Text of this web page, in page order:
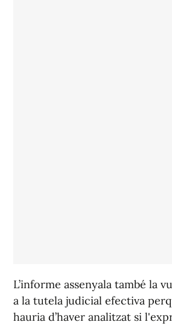
L’informe assenyala també la
a la tutela judicial efectiva
hauria d’haver analitzat si